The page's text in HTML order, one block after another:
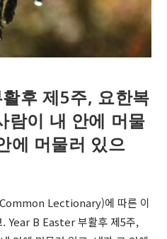
후 제5주, 요한복
람이 내 안에 머물
에 머물러 있으
Lectionary)에 따른 이
. Year B Easter 부활후 제5주,